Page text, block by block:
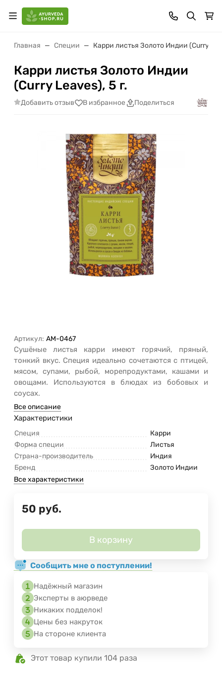
Главная Специи Карри листья Золото Индии (Curry
Карри листья Золото Индии
(Curry Leaves), 5 г.
Добавить отзыв В избранное Поделиться
Артикул: AM-0467
Сушёные листья карри имеют горячий, пряный,
тонкий вкус. Специя идеально сочетаются с птицей,
мясом, супами, рыбой, морепродуктами, кашами и
овощами. Используются в блюдах из бобовых и
соусах.
Все описание
Характеристики
Специя
Карри
Форма специи
Листья
Страна-производитель
Индия
Бренд
Золото Индии
Все характеристики
50 руб.
В корзину
Сообщить мне о поступлении!
Надёжный магазин
Эксперты в аюрведе
Никаких подделок!
Цены без накруток
На стороне клиента
Этот товар купили 104 раза